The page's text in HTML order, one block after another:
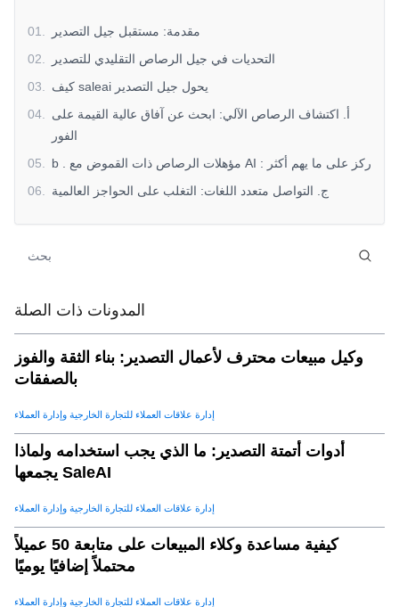
01
مقدمة: مستقبل جيل التصدير
02
التحديات في جيل الرصاص التقليدي للتصدير
03
كيف saleai يحول جيل التصدير
04
أ. اكتشاف الرصاص الآلي: ابحث عن آفاق عالية القيمة على
الفور
05
b . مؤهلات الرصاص ذات القموض مع AI : ركز على ما يهم أكثر
06
ج. التواصل متعدد اللغات: التغلب على الحواجز العالمية
المدونات ذات الصلة
وكيل مبيعات محترف لأعمال التصدير: بناء الثقة والفوز
بالصفقات
إدارة علاقات العملاء للتجارة الخارجية وإدارة العملاء
أدوات أتمتة التصدير: ما الذي يجب استخدامه ولماذا
يجمعها SaleAI
إدارة علاقات العملاء للتجارة الخارجية وإدارة العملاء
كيفية مساعدة وكلاء المبيعات على متابعة 50 عميلاً
محتملاً إضافيًا يوميًا
إدارة علاقات العملاء للتجارة الخارجية وإدارة العملاء